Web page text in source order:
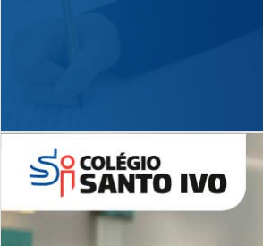
Novidades 2026 High School